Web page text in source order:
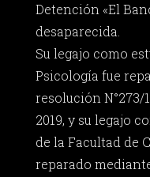
Detención «El
desaparecida.
Su legajo como
Psicología fue
resolución N°273/
2019, y su legajo
de la Facultad de
reparado